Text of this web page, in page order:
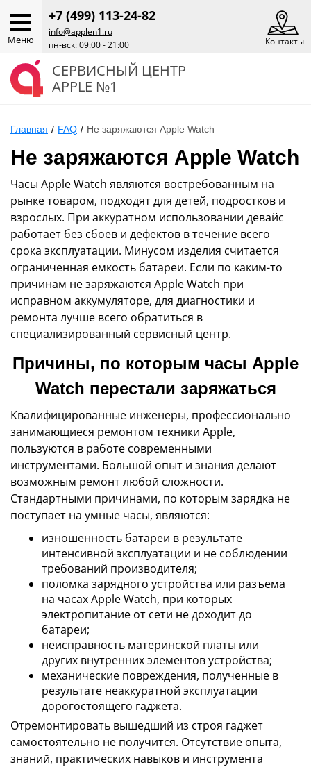
Меню
+7 (499) 113-24-82
info@applen1.ru
пн-вск: 09:00 - 21:00
Контакты
СЕРВИСНЫЙ ЦЕНТР
APPLE №1
Главная / FAQ / Не заряжаются Apple Watch
Не заряжаются Apple Watch
Часы Apple Watch являются востребованным на
рынке товаром, подходят для детей, подростков и
взрослых. При аккуратном использовании девайс
работает без сбоев и дефектов в течение всего
срока эксплуатации. Минусом изделия считается
ограниченная емкость батареи. Если по каким-то
причинам не заряжаются Apple Watch при
исправном аккумуляторе, для диагностики и
ремонта лучше всего обратиться в
специализированный сервисный центр.
Причины, по которым часы Apple
Watch перестали заряжаться
Квалифицированные инженеры, профессионально
занимающиеся ремонтом техники Apple,
пользуются в работе современными
инструментами. Большой опыт и знания делают
возможным ремонт любой сложности.
Стандартными причинами, по которым зарядка не
поступает на умные часы, являются:
изношенность батареи в результате
интенсивной эксплуатации и не соблюдении
требований производителя;
поломка зарядного устройства или разъема
на часах Apple Watch, при которых
электропитание от сети не доходит до
батареи;
неисправность материнской платы или
других внутренних элементов устройства;
механические повреждения, полученные в
результате неаккуратной эксплуатации
дорогостоящего гаджета.
Отремонтировать вышедший из строя гаджет
самостоятельно не получится. Отсутствие опыта,
знаний, практических навыков и инструмента